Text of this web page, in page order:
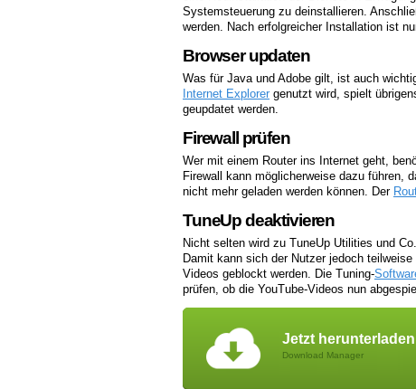
Systemsteuerung zu deinstallieren.
werden. Nach erfolgreicher Installation ist
Browser updaten
Was für Java und Adobe gilt, ist auch
Internet Explorer genutzt wird, spielt
geupdatet werden.
Firewall prüfen
Wer mit einem Router ins Internet geht,
Firewall kann möglicherweise dazu führen,
nicht mehr geladen werden können. Der
TuneUp deaktivieren
Nicht selten wird zu TuneUp Utilities und
Damit kann sich der Nutzer jedoch
Videos geblockt werden. Die Tuning-
prüfen, ob die YouTube-Videos nun
Jetzt herunterladen
Download Manager